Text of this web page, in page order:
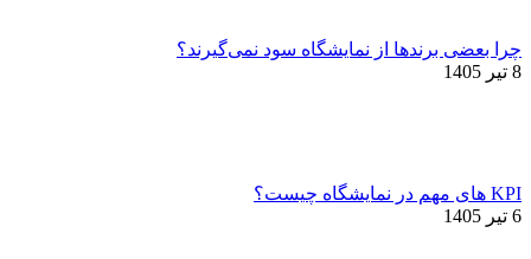
چرا بعضی برندها از نمایشگاه سود نمی‌گیرند؟
8 تیر 1405
KPI های مهم در نمایشگاه چیست؟
6 تیر 1405